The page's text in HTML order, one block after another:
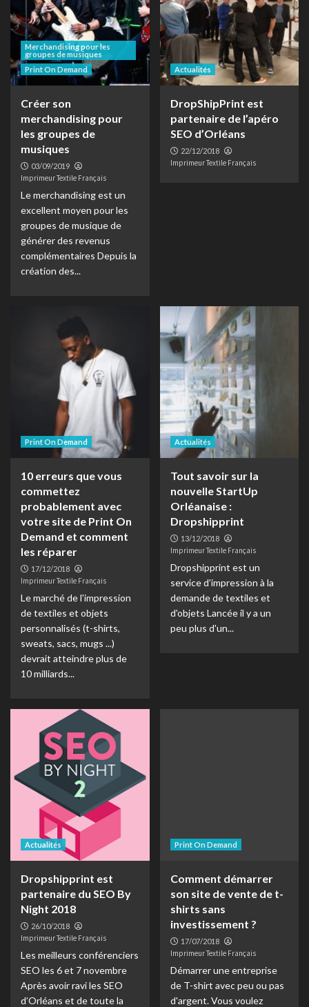
Merchandising pour les
groupes de musiques
Print On Demand
Créer son
merchandising pour
les groupes de
musiques
03/09/2019
Imprimeur Textile Français
Le merchandising est un
excellent moyen pour les
groupes de musique de
générer des revenus
complémentaires Depuis la
création des...
Actualités
DropShipPrint est
partenaire de l’apéro
SEO d’Orléans
22/12/2018
Imprimeur Textile Français
Print On Demand
10 erreurs que vous
commettez
probablement avec
votre site de Print On
Demand et comment
les réparer
17/12/2018
Imprimeur Textile Français
Le marché de l'impression
de textiles et objets
personnalisés (t-shirts,
sweats, sacs, mugs ...)
devrait atteindre plus de
10 milliards...
Actualités
Tout savoir sur la
nouvelle StartUp
Orléanaise :
Dropshipprint
13/12/2018
Imprimeur Textile Français
Dropshipprint est un
service d'impression à la
demande de textiles et
d'objets Lancée il y a un
peu plus d'un...
Actualités
Dropshipprint est
partenaire du SEO By
Night 2018
26/10/2018
Imprimeur Textile Français
Les meilleurs conférenciers
SEO les 6 et 7 novembre
Après avoir ravi les SEO
d’Orléans et de toute la
Print On Demand
Comment démarrer
son site de vente de t-
shirts sans
investissement ?
17/07/2018
Imprimeur Textile Français
Démarrer une entreprise
de T-shirt avec peu ou pas
d'argent. Vous voulez